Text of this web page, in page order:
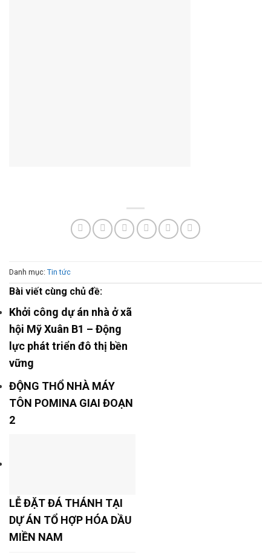
Danh mục: Tin tức
Bài viết cùng chủ đề:
Khởi công dự án nhà ở xã
hội Mỹ Xuân B1 – Động
lực phát triển đô thị bền
vững
ĐỘNG THỔ NHÀ MÁY
TÔN POMINA GIAI ĐOẠN
2
LỄ ĐẶT ĐÁ THÁNH TẠI
DỰ ÁN TỔ HỢP HÓA DẦU
MIỀN NAM